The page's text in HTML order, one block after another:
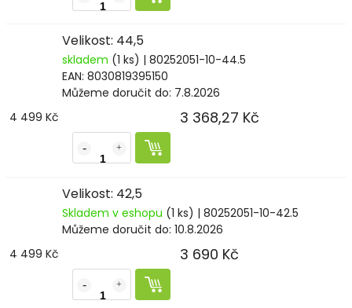
Velikost: 44,5
skladem (1 ks) | 80252051-10-44.5
EAN: 8030819395150
Můžeme doručit do: 7.8.2026
4 499 Kč
3 368,27 Kč
Velikost: 42,5
Skladem v eshopu (1 ks) | 80252051-10-42.5
Můžeme doručit do: 10.8.2026
4 499 Kč
3 690 Kč